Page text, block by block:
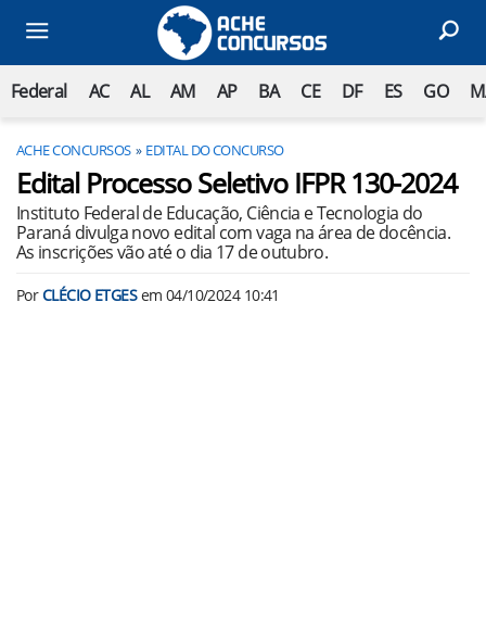
Federal AC AL AM AP BA CE DF ES GO
ACHE CONCURSOS EDITAL DO CONCURSO
Edital Processo Seletivo IFPR 130-2024
Instituto Federal de Educação, Ciência e Tecnologia do
Paraná divulga novo edital com vaga na área de docência.
As inscrições vão até o dia 17 de outubro.
PorCLÉCIO ETGESem 04/10/2024 10:41